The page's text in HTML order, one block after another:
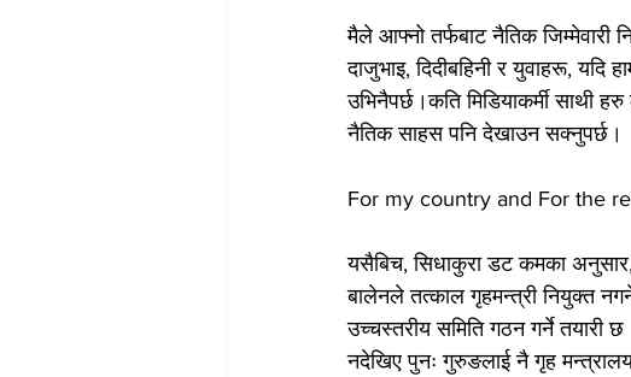
मैले आफ्नो तर्फबाट नैतिक जिम्मेवारी
दाजुभाइ, दिदीबहिनी र युवाहरू, यदि
उभिनैपर्छ।कति मिडियाकर्मी साथी
नैतिक साहस पनि देखाउन सक्नुपर्छ।
For my country and For the
यसैबिच, सिधाकुरा डट कमका अनुसार,
बालेनले तत्काल गृहमन्त्री नियुक्त
उच्चस्तरीय समिति गठन गर्ने तयारी
नदेखिए पुनः गुरुङलाई नै गृह